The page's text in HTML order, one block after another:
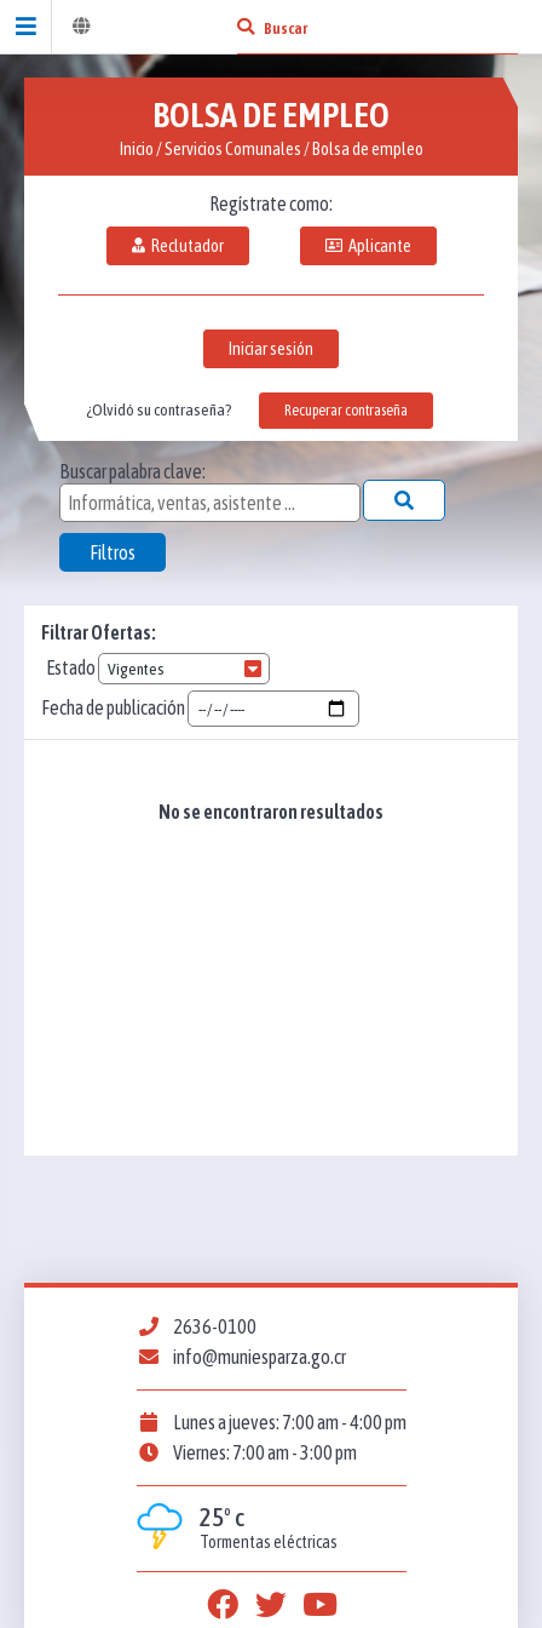
BOLSA DE EMPLEO
Inicio /Servicios Comunales / Bolsa de empleo
Regístrate como:
Reclutador Aplicante
Iniciar sesión
¿Olvidó su contraseña? Recuperar contraseña
Buscar palabra clave:
Filtros
Filtrar Ofertas:
Estado
Fecha de publicación
No se encontraron resultados
2636-0100
info@muniesparza.go.cr
Lunes a jueves: 7:00 am - 4:00 pm
Viernes: 7:00 am - 3:00 pm
25º c
Tormentas eléctricas